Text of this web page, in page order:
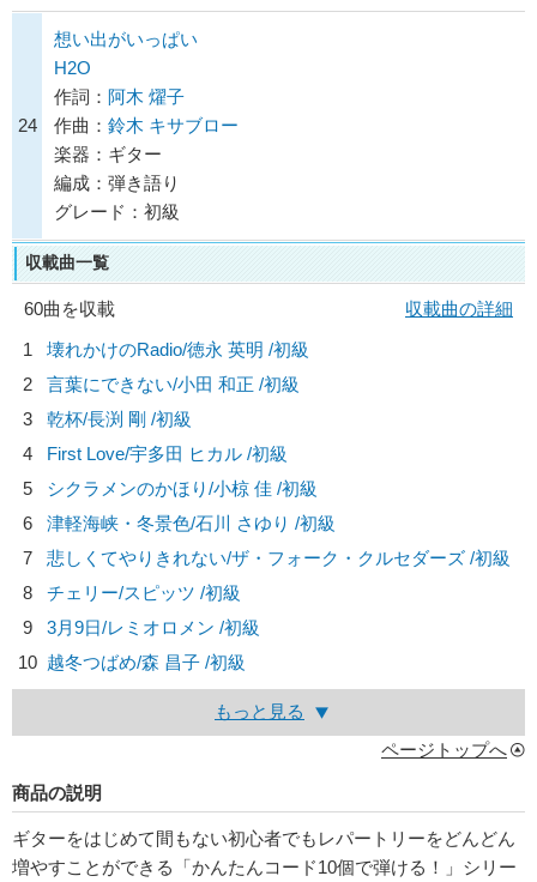
24
想い出がいっぱい
H2O
作詞： 阿木 燿子
作曲： 鈴木 キサブロー
楽器：ギター
編成：弾き語り
グレード：初級
収載曲一覧
60曲を収載
収載曲の詳細
1
壊れかけのRadio/徳永 英明 /初級
2
言葉にできない/小田 和正 /初級
3
乾杯/長渕 剛 /初級
4
First Love/宇多田 ヒカル /初級
5
シクラメンのかほり/小椋 佳 /初級
6
津軽海峡・冬景色/石川 さゆり /初級
7
悲しくてやりきれない/ザ・フォーク・クルセダーズ /初級
8
チェリー/スピッツ /初級
9
3月9日/レミオロメン /初級
10 越冬つばめ/森 昌子 /初級
もっと見る
ページトップへ
商品の説明
ギターをはじめて間もない初心者でもレパートリーをどんどん
増やすことができる「かんたんコード10個で弾ける！」シリー